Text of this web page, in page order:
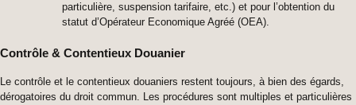
particulière, suspension tarifaire, etc.) et pour l’obtention du
statut d’Opérateur Economique Agréé (OEA).
Contrôle & Contentieux Douanier
Le contrôle et le contentieux douaniers restent toujours, à bien des égards,
dérogatoires du droit commun. Les procédures sont multiples et particulières